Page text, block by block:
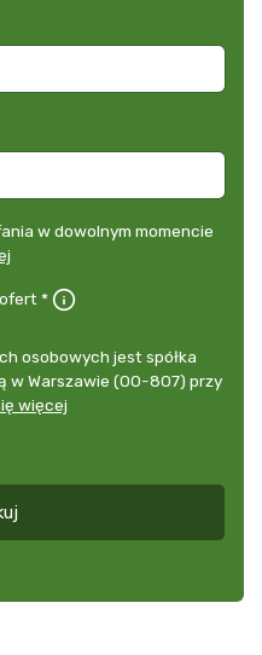
w dowolnym momencie
*
osobowych jest spółka
w Warszawie (00-807) przy
więcej